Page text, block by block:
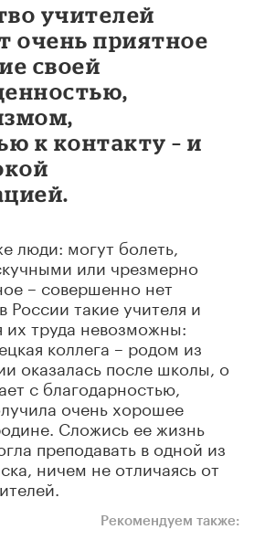
учителей
очень приятное
своей
к контакту – и
люди: могут болеть,
или чрезмерно
– совершенно нет
России такие учителя и
их труда невозможны:
коллега – родом из
оказалась после школы, о
с благодарностью,
очень хорошее
Сложись ее жизнь
преподавать в одной из
ничем не отличаясь от
Рекомендуем также: